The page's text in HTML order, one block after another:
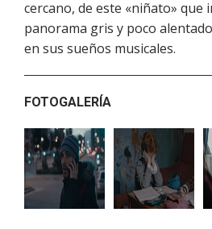
cercano, de este «niñato»
panorama gris y poco
en sus sueños musicales.
FOTOGALERÍA